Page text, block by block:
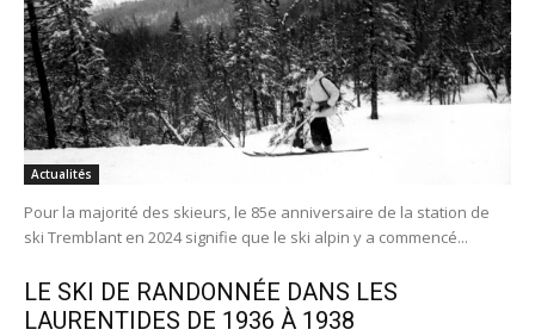
Actualités
Pour la majorité des skieurs, le 85e anniversaire de la station de
ski Tremblant en 2024 signifie que le ski alpin y a commencé...
LE SKI DE RANDONNÉE DANS LES
LAURENTIDES DE 1936 À 1938